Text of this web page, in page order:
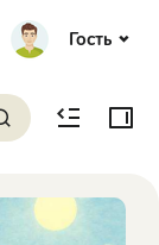
Гость